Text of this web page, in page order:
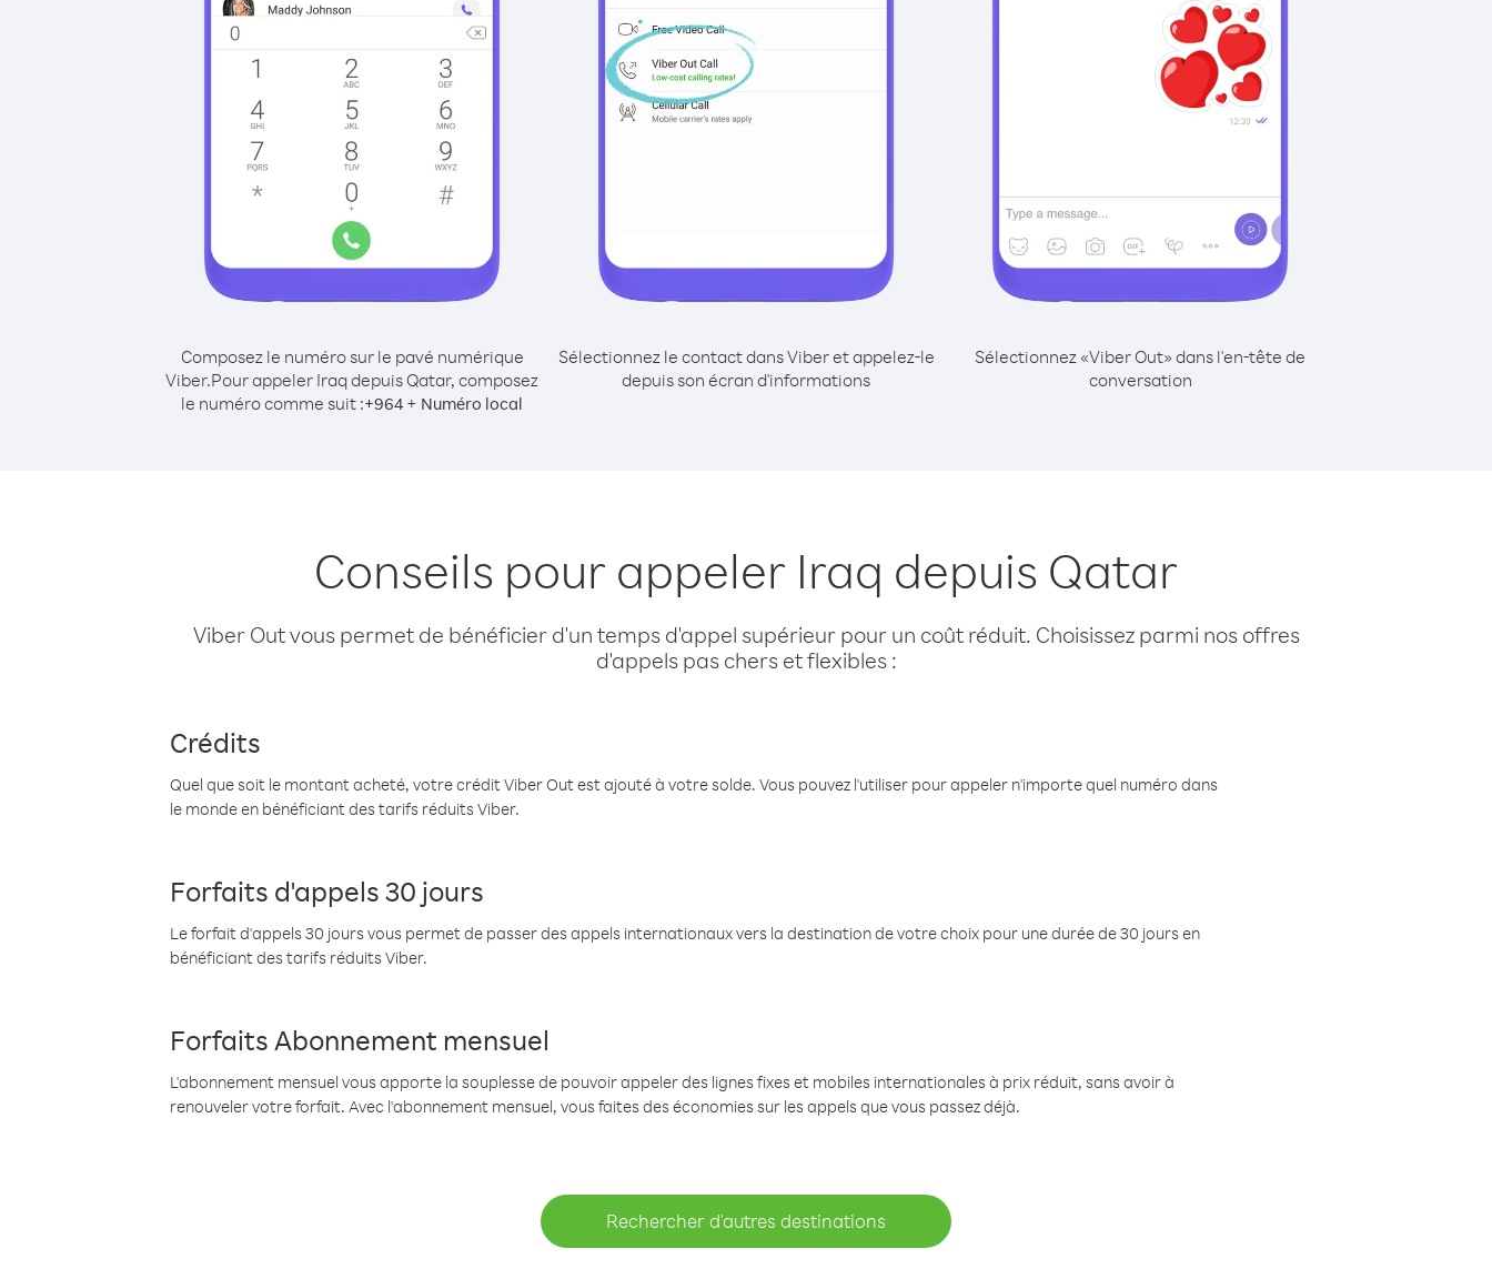
Composez le numéro sur le pavé numérique
Viber.Pour appeler Iraq depuis Qatar, composez
le numéro comme suit :+964 + Numéro local
Sélectionnez le contact dans Viber et appelez-le
depuis son écran d'informations
Sélectionnez «Viber Out» dans l'en-tête de
conversation
Conseils pour appeler Iraq depuis Qatar
Viber Out vous permet de bénéficier d'un temps d'appel supérieur pour un coût réduit. Choisissez parmi nos offres
d'appels pas chers et flexibles :
Crédits
Quel que soit le montant acheté, votre crédit Viber Out est ajouté à votre solde. Vous pouvez l'utiliser pour appeler n'importe quel numéro dans
le monde en bénéficiant des tarifs réduits Viber.
Forfaits d'appels 30 jours
Le forfait d'appels 30 jours vous permet de passer des appels internationaux vers la destination de votre choix pour une durée de 30 jours en
bénéficiant des tarifs réduits Viber.
Forfaits Abonnement mensuel
L'abonnement mensuel vous apporte la souplesse de pouvoir appeler des lignes fixes et mobiles internationales à prix réduit, sans avoir à
renouveler votre forfait. Avec l'abonnement mensuel, vous faites des économies sur les appels que vous passez déjà.
Rechercher d'autres destinations